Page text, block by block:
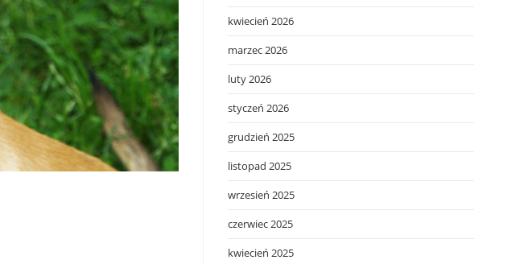
kwiecień 2026
marzec 2026
luty 2026
styczeń 2026
grudzień 2025
listopad 2025
wrzesień 2025
czerwiec 2025
kwiecień 2025